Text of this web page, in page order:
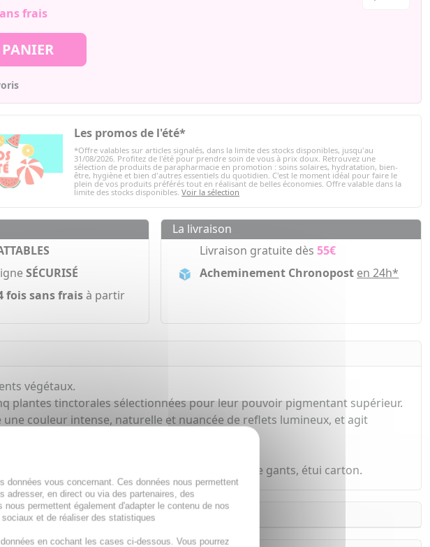
frais
Les promos de l'été*
*Offre valables sur articles signalés, dans la limite des stocks disponibles, jusqu'au
31/08/2026. Profitez de l'été pour prendre soin de vous à prix doux. Retrouvez une
sélection de produits de parapharmacie en promotion : soins solaires, hydratation, bien-
être, hygiène et bien d'autres essentiels du quotidien. C'est le moment idéal pour faire le
plein de vos produits préférés tout en réalisant de belles économies. Offre valable dans la
limite des stocks disponibles.Voir la sélection
SÉCURISÉ
fois sans fraisà partir
La livraison
Livraison gratuite dès55€
Acheminement Chronopost en 24h*
végétaux.
plantes tinctorales sélectionnées pour leur pouvoir pigmentant supérieur.
couleur intense, naturelle et nuancée de reflets lumineux, et agit
la 1ère application.
masque protecteur 12 ml, 1 notice et 1 paire de gants, étui carton.
vous concernant. Ces données nous permettent
en direct ou via des partenaires, des
permettent également d'adapter le contenu de nos
et de réaliser des statistiques
en cochant les cases ci-dessous. Vous pourrez